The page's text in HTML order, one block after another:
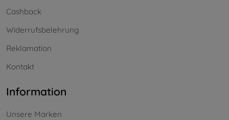
Cashback
Widerrufsbelehrung
Reklamation
Kontakt
Information
Unsere Marken